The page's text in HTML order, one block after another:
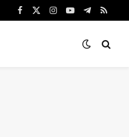
Facebook
X
Instagram
YouTube
Telegram
RSS